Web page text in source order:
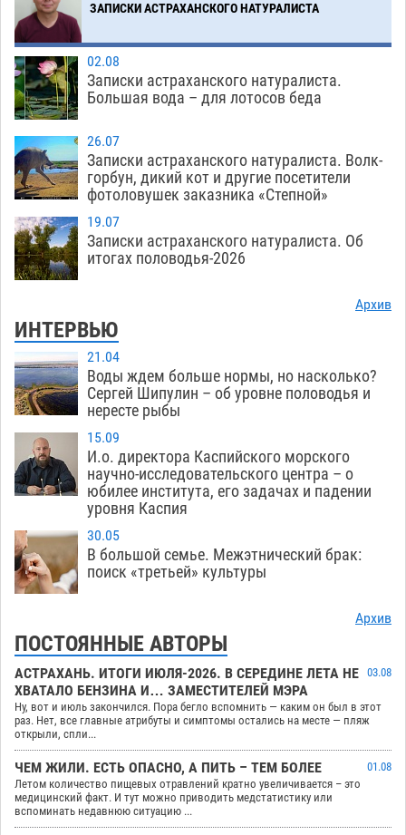
ЗАПИСКИ АСТРАХАНСКОГО НАТУРАЛИСТА
02.08
Записки астраханского натуралиста.
Большая вода – для лотосов беда
26.07
Записки астраханского натуралиста. Волк-
горбун, дикий кот и другие посетители
фотоловушек заказника «Степной»
19.07
Записки астраханского натуралиста. Об
итогах половодья-2026
Архив
ИНТЕРВЬЮ
21.04
Воды ждем больше нормы, но насколько?
Сергей Шипулин – об уровне половодья и
нересте рыбы
15.09
И.о. директора Каспийского морского
научно-исследовательского центра – о
юбилее института, его задачах и падении
уровня Каспия
30.05
В большой семье. Межэтнический брак:
поиск «третьей» культуры
Архив
ПОСТОЯННЫЕ АВТОРЫ
АСТРАХАНЬ. ИТОГИ ИЮЛЯ-2026. В СЕРЕДИНЕ ЛЕТА НЕ
ХВАТАЛО БЕНЗИНА И… ЗАМЕСТИТЕЛЕЙ МЭРА
03.08
Ну, вот и июль закончился. Пора бегло вспомнить — каким он был в этот
раз. Нет, все главные атрибуты и симптомы остались на месте — пляж
открыли, спли...
ЧЕМ ЖИЛИ. ЕСТЬ ОПАСНО, А ПИТЬ – ТЕМ БОЛЕЕ
01.08
Летом количество пищевых отравлений кратно увеличивается – это
медицинский факт. И тут можно приводить медстатистику или
вспоминать недавнюю ситуацию ...